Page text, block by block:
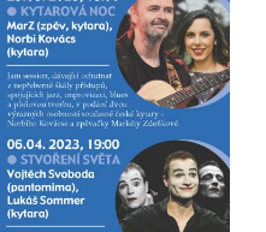
optimalizace
našich
opatření.
Personalizované
soubory cookie
Používáme rovněž